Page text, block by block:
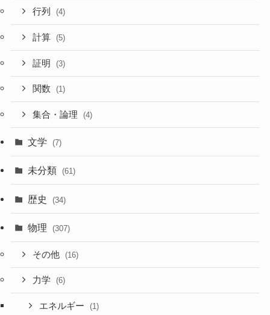
行列 (4)
計算 (5)
証明 (3)
関数 (1)
集合・論理 (4)
文学 (7)
未分類 (61)
歴史 (34)
物理 (307)
その他 (16)
力学 (6)
エネルギー (1)